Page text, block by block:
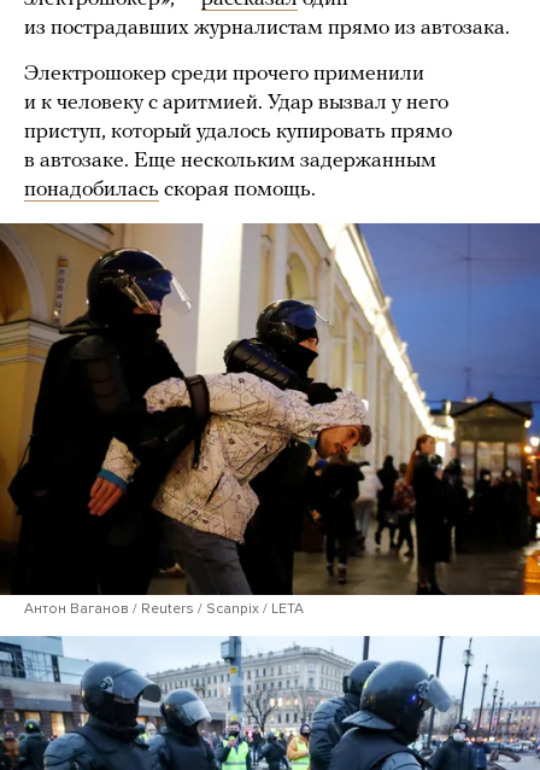
из пострадавших журналистам прямо из автозака.
Электрошокер среди прочего применили
и к человеку с аритмией. Удар вызвал у него
приступ, который удалось купировать прямо
в автозаке. Еще нескольким задержанным
понадобилась скорая помощь.
Антон Ваганов / Reuters / Scanpix / LETA